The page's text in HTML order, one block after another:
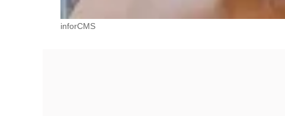
inforCMS